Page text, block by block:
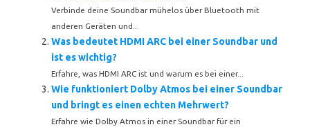
Verbinde deine Soundbar mühelos über Bluetooth mit
anderen Geräten und...
Was bedeutet HDMI ARC bei einer Soundbar und
ist es wichtig?
Erfahre, was HDMI ARC ist und warum es bei einer...
Wie funktioniert Dolby Atmos bei einer Soundbar
und bringt es einen echten Mehrwert?
Erfahre wie Dolby Atmos in einer Soundbar für ein